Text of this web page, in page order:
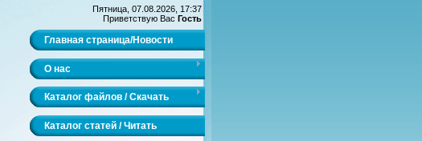
Пятница, 07.08.2026, 17:37
Приветствую Вас Гость
Главная страница/Новости
О нас
Каталог файлов / Скачать
Каталог статей / Читать